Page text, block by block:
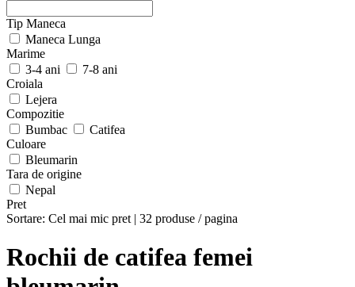
Tip Maneca
Maneca Lunga
Marime
3-4 ani
7-8 ani
Croiala
Lejera
Compozitie
Bumbac
Catifea
Culoare
Bleumarin
Tara de origine
Nepal
Pret
Sortare: Cel mai mic pret | 32 produse / pagina
Rochii de catifea femei